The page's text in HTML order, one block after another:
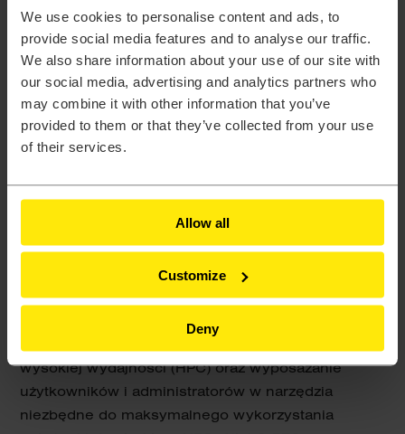
We use cookies to personalise content and ads, to
provide social media features and to analyse our traffic.
We also share information about your use of our site with
our social media, advertising and analytics partners who
may combine it with other information that you’ve
provided to them or that they’ve collected from your use
of their services.
Allow all
Customize
Deny
pieniędzy i koncentrowania się na obsłudze
społeczności.
HPC dla rządu i edukacji
Rozwiązania obliczeniowe firmy Altair umożliwiają
organizacjom rządowym i akademickim na całym
świecie zarządzanie obciążeniami obliczeniowymi o
wysokiej wydajności (HPC) oraz wyposażanie
użytkowników i administratorów w narzędzia
niezbędne do maksymalnego wykorzystania